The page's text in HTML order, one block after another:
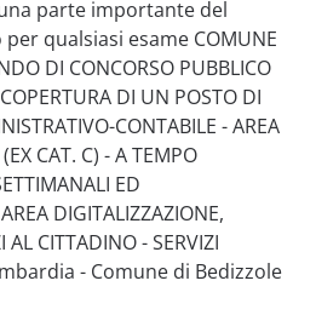
parte importante del
qualsiasi esame COMUNE
DI CONCORSO PUBBLICO
DI UN POSTO DI
CONTABILE - AREA
CAT. C) - A TEMPO
ED
DIGITALIZZAZIONE,
AL CITTADINO - SERVIZI
- Comune di Bedizzole